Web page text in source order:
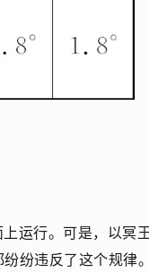
运行。可是，以冥
纷违反了这个规律